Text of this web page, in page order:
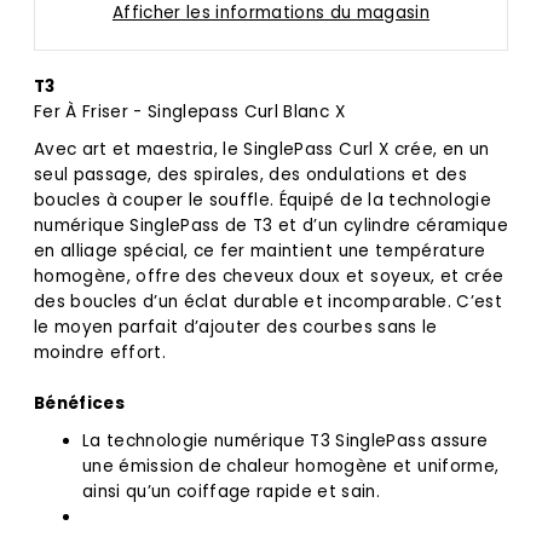
Afficher les informations du magasin
T3
Fer À Friser - Singlepass Curl Blanc X
Avec art et maestria, le SinglePass Curl X crée, en un
seul passage, des spirales, des ondulations et des
boucles à couper le souffle. Équipé de la technologie
numérique SinglePass de T3 et d’un cylindre céramique
en alliage spécial, ce fer maintient une température
homogène, offre des cheveux doux et soyeux, et crée
des boucles d’un éclat durable et incomparable. C’est
le moyen parfait d’ajouter des courbes sans le
moindre effort.
Bénéfices
La technologie numérique T3 SinglePass assure
une émission de chaleur homogène et uniforme,
ainsi qu’un coiffage rapide et sain.